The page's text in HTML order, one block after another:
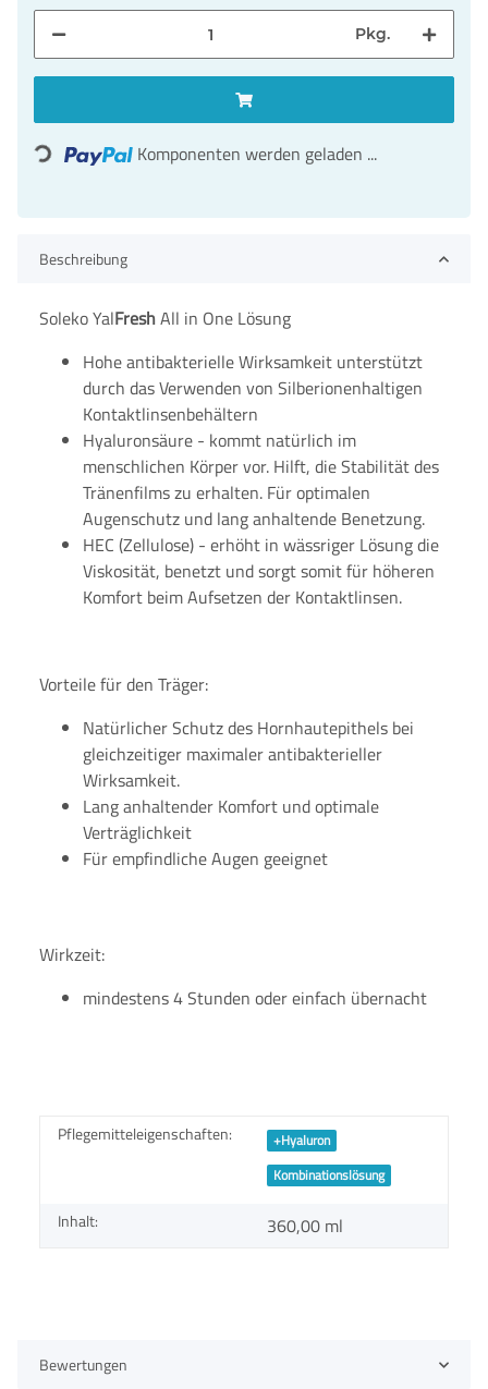
Pkg.
Loading... Komponenten werden geladen ...
Beschreibung
Soleko YalFreshAll in One Lösung
Hohe antibakterielle Wirksamkeit unterstützt
durch das Verwenden von Silberionenhaltigen
Kontaktlinsenbehältern
Hyaluronsäure - kommt natürlich im
menschlichen Körper vor. Hilft, die Stabilität des
Tränenfilms zu erhalten. Für optimalen
Augenschutz und lang anhaltende Benetzung.
HEC (Zellulose) - erhöht in wässriger Lösung die
Viskosität, benetzt und sorgt somit für höheren
Komfort beim Aufsetzen der Kontaktlinsen.
Vorteile für den Träger:
Natürlicher Schutz des Hornhautepithels bei
gleichzeitiger maximaler antibakterieller
Wirksamkeit.
Lang anhaltender Komfort und optimale
Verträglichkeit
Für empfindliche Augen geeignet
Wirkzeit:
mindestens 4 Stunden oder einfach übernacht
Pflegemitteleigenschaften:
+Hyaluron
Kombinationslösung
Inhalt: 360,00 ml
Bewertungen